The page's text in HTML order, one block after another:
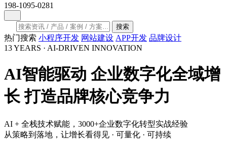
198-1095-0281
搜索
热门搜索 小程序开发 网站建设 APP开发 品牌设计
13 YEARS · AI-DRIVEN INNOVATION
AI智能驱动 企业数字化全域增
长 打造品牌核心竞争力
AI + 全栈技术赋能，3000+企业数字化转型实战经验
从策略到落地，让增长看得见 · 可量化 · 可持续